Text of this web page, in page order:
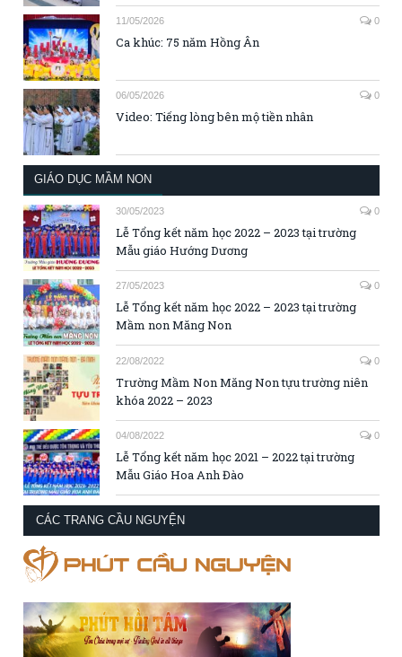
11/05/2026 0
Ca khúc: 75 năm Hồng Ân
06/05/2026 0
Video: Tiếng lòng bên mộ tiền nhân
GIÁO DỤC MẦM NON
30/05/2023 0
Lễ Tổng kết năm học 2022 – 2023 tại trường
Mẫu giáo Hướng Dương
27/05/2023 0
Lễ Tổng kết năm học 2022 – 2023 tại trường
Mầm non Măng Non
22/08/2022 0
Trường Mầm Non Măng Non tựu trường niên
khóa 2022 – 2023
04/08/2022 0
Lễ Tổng kết năm học 2021 – 2022 tại trường
Mẫu Giáo Hoa Anh Đào
CÁC TRANG CẦU NGUYỆN